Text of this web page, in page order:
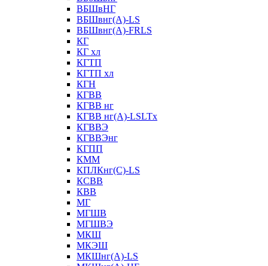
ВБШвНГ
ВБШвнг(А)-LS
ВБШвнг(А)-FRLS
КГ
КГ хл
КГТП
КГТП хл
КГН
КГВВ
КГВВ нг
КГВВ нг(А)-LSLTx
КГВВЭ
КГВВЭнг
КГПП
КММ
КПЛКнг(C)-LS
КСВВ
КВВ
МГ
МГШВ
МГШВЭ
МКШ
МКЭШ
МКШнг(А)-LS